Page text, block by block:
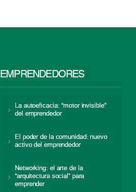
EMPRENDEDORES
La autoeficacia: “motor invisible”
del emprendedor
El poder de la comunidad: nuevo
activo del emprendedor
Networking: el arte de la
“arquitectura social” para
emprender